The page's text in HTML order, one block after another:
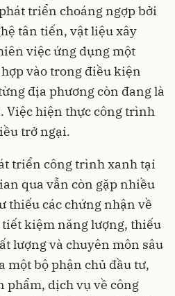
triển choáng ngợp bởi
tân tiến, vật liệu xây
việc ứng dụng một
vào trong điều kiện
địa phương còn đang là
Việc hiện thực công trình
trở ngại.
triển công trình xanh tại
qua vẫn còn gặp nhiều
thiếu các chứng nhận về
kiệm năng lượng, thiếu
lượng và chuyên môn sâu
một bộ phận chủ đầu tư,
phẩm, dịch vụ về công